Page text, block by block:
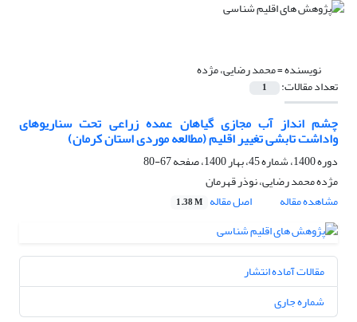
نویسنده =محمد رضایی، مژده
تعداد مقالات: 1
چشم انداز آب مجازی گیاهان عمده زراعی تحت سناریوهای
واداشت تابشی تغییر اقلیم (مطالعه موردی استان کرمان)
دوره 1400، شماره 45، بهار 1400، صفحه
67-80
مژده محمد رضایی، نوذر قهرمان
مشاهده مقاله
اصل مقاله 1.38 M
مقالات آماده انتشار
شماره جاری